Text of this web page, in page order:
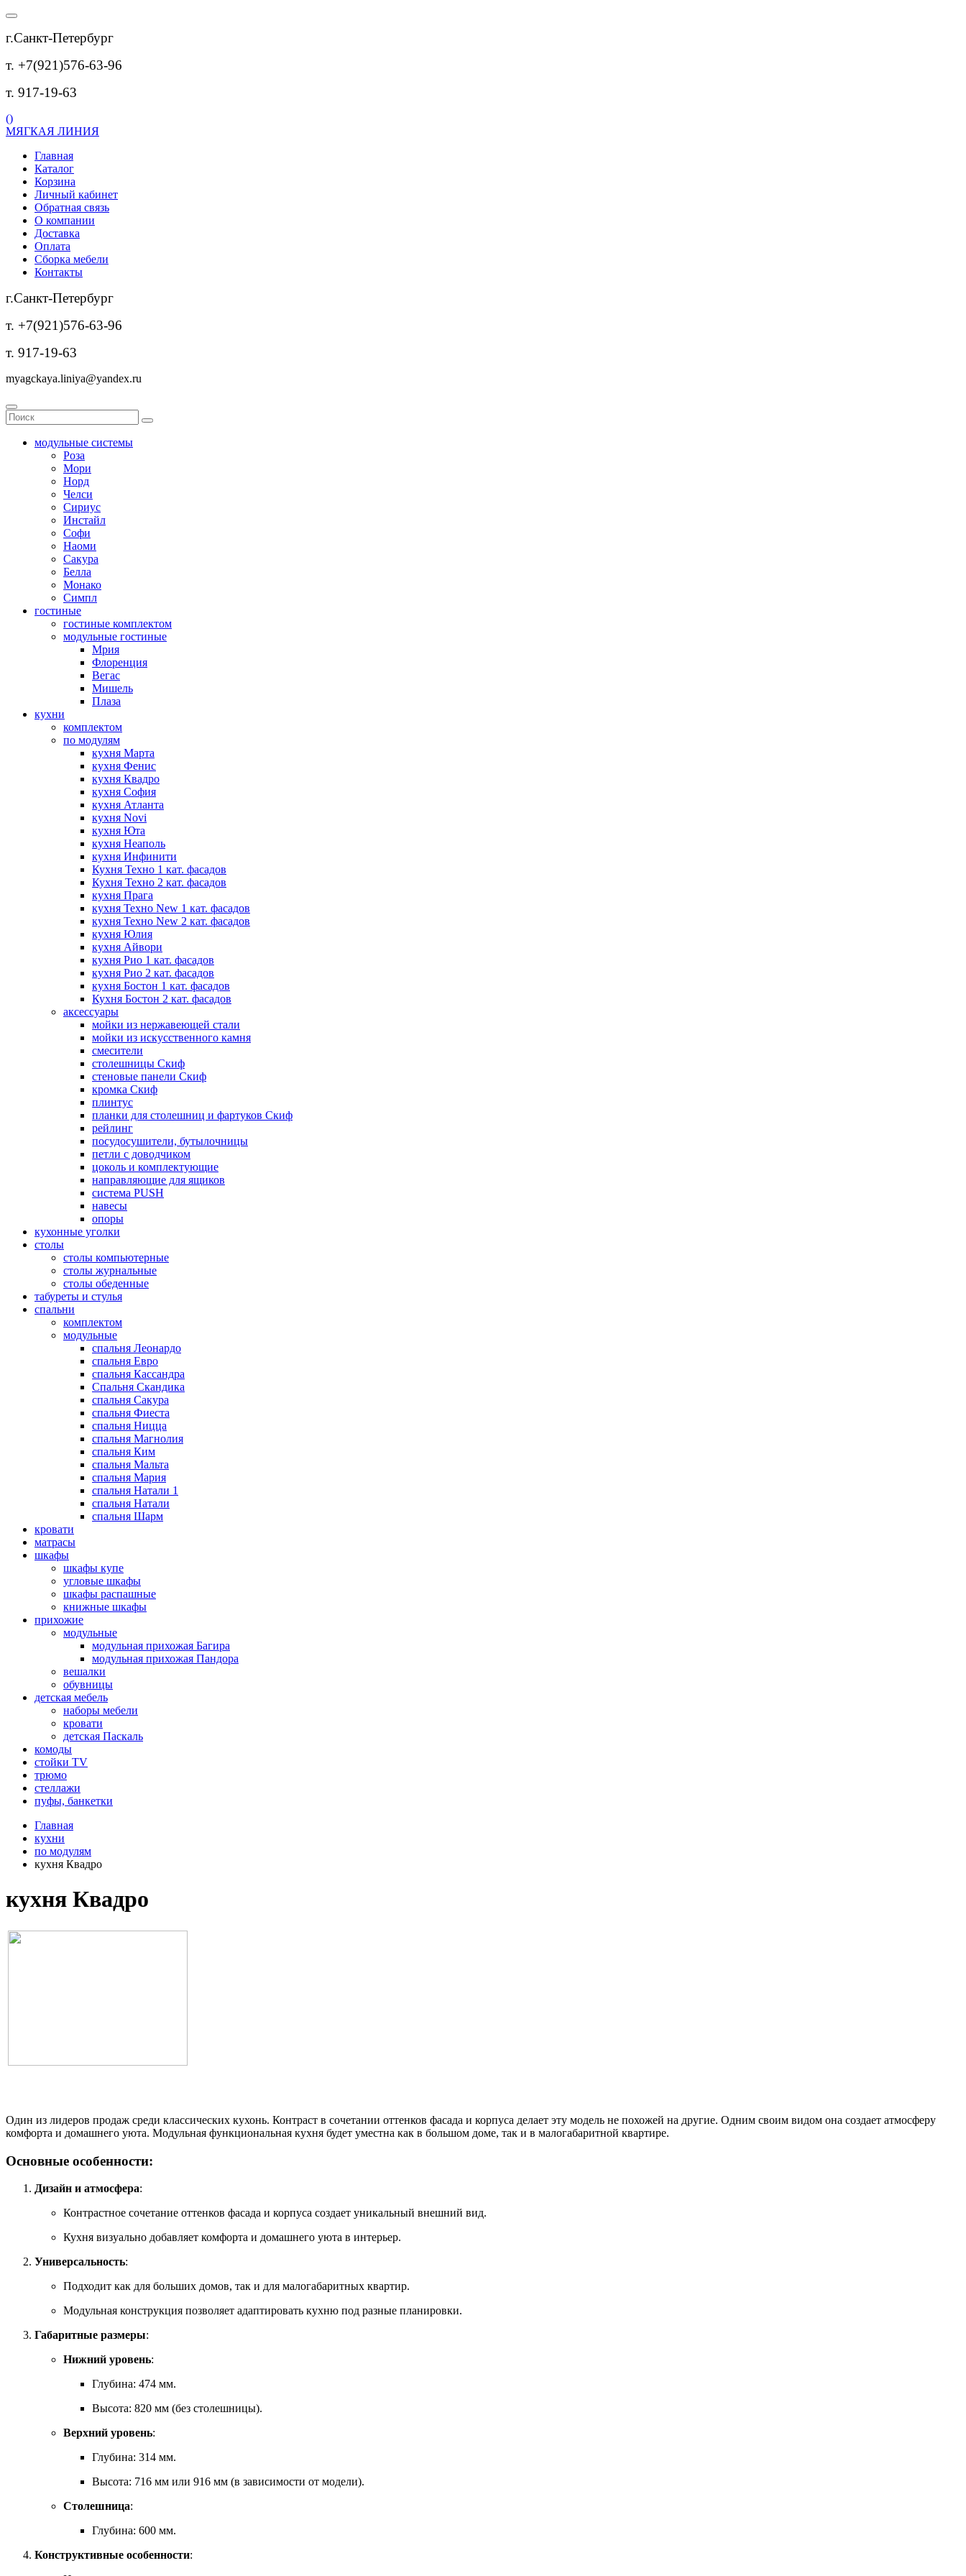
г.Санкт-Петербург
т. +7(921)576-63-96
т. 917-19-63
()
МЯГКАЯ ЛИНИЯ
Главная
Каталог
Корзина
Личный кабинет
Обратная связь
О компании
Доставка
Оплата
Сборка мебели
Контакты
г.Санкт-Петербург
т. +7(921)576-63-96
т. 917-19-63
myagckaya.liniya@yandex.ru
модульные системы
Роза
Мори
Норд
Челси
Сириус
Инстайл
Софи
Наоми
Сакура
Белла
Монако
Симпл
гостиные
гостиные комплектом
модульные гостиные
Мрия
Флоренция
Вегас
Мишель
Плаза
кухни
комплектом
по модулям
кухня Марта
кухня Фенис
кухня Квадро
кухня София
кухня Атланта
кухня Novi
кухня Юта
кухня Неаполь
кухня Инфинити
Кухня Техно 1 кат. фасадов
Кухня Техно 2 кат. фасадов
кухня Прага
кухня Техно New 1 кат. фасадов
кухня Техно New 2 кат. фасадов
кухня Юлия
кухня Айвори
кухня Рио 1 кат. фасадов
кухня Рио 2 кат. фасадов
кухня Бостон 1 кат. фасадов
Кухня Бостон 2 кат. фасадов
аксессуары
мойки из нержавеющей стали
мойки из искусственного камня
смесители
столешницы Скиф
стеновые панели Скиф
кромка Скиф
плинтус
планки для столешниц и фартуков Скиф
рейлинг
посудосушители, бутылочницы
петли с доводчиком
цоколь и комплектующие
направляющие для ящиков
система PUSH
навесы
опоры
кухонные уголки
столы
столы компьютерные
столы журнальные
столы обеденные
табуреты и стулья
спальни
комплектом
модульные
спальня Леонардо
спальня Евро
спальня Кассандра
Спальня Скандика
спальня Сакура
спальня Фиеста
спальня Ницца
спальня Магнолия
спальня Ким
спальня Мальта
спальня Мария
спальня Натали 1
спальня Натали
спальня Шарм
кровати
матрасы
шкафы
шкафы купе
угловые шкафы
шкафы распашные
книжные шкафы
прихожие
модульные
модульная прихожая Багира
модульная прихожая Пандора
вешалки
обувницы
детская мебель
наборы мебели
кровати
детская Паскаль
комоды
стойки TV
трюмо
стеллажи
пуфы, банкетки
Главная
кухни
по модулям
кухня Квадро
кухня Квадро
Один из лидеров продаж среди классических кухонь. Контраст в сочетании оттенков фасада и корпуса делает эту модель не похожей на другие. Одним своим видом она создает атмосферу
комфорта и домашнего уюта. Модульная функциональная кухня будет уместна как в большом доме, так и в малогабаритной квартире.
Основные особенности:
Дизайн и атмосфера:
Контрастное сочетание оттенков фасада и корпуса создает уникальный внешний вид.
Кухня визуально добавляет комфорта и домашнего уюта в интерьер.
Универсальность:
Подходит как для больших домов, так и для малогабаритных квартир.
Модульная конструкция позволяет адаптировать кухню под разные планировки.
Габаритные размеры:
Нижний уровень:
Глубина: 474 мм.
Высота: 820 мм (без столешницы).
Верхний уровень:
Глубина: 314 мм.
Высота: 716 мм или 916 мм (в зависимости от модели).
Столешница:
Глубина: 600 мм.
Конструктивные особенности: